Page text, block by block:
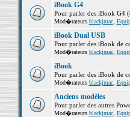
iBook G4
Pour parler des iBook G4
Mod�rateurs blackjmac,
iBook Dual USB
Pour parler des iBook de
Mod�rateurs blackjmac,
iBook
Pour parler des iBook de
Mod�rateurs blackjmac,
Anciens modèles
Pour parler des autres
Mod�rateurs blackjmac,